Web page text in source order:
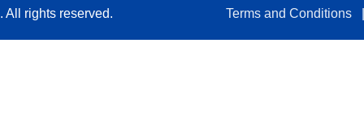
All rights reserved. Terms and Conditions